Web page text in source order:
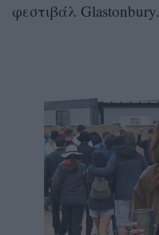
φεστιβάλ Glastonbury.